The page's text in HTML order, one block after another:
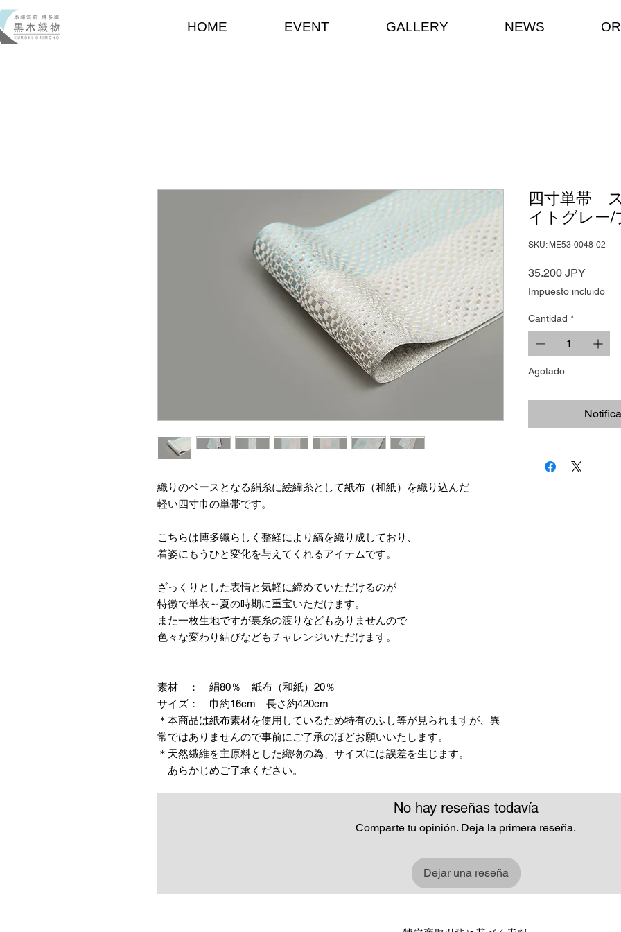
HOME EVENT GALLERY NEWS
織りのベースとなる絹糸に絵緯糸として紙布（和紙）を織り込んだ
軽い四寸巾の単帯です。
こちらは博多織らしく整経により縞を織り成しており、
着姿にもうひと変化を与えてくれるアイテムです。
ざっくりとした表情と気軽に締めていただけるのが
特徴で単衣～夏の時期に重宝いただけます。
また一枚生地ですが裏糸の渡りなどもありませんので
色々な変わり結びなどもチャレンジいただけます。
素材 ： 絹80％ 紙布（和紙）20％
サイズ： 巾約16cm 長さ約420cm
＊本商品は紙布素材を使用しているため特有のふし等が見られますが、異
常ではありませんので事前にご了承のほどお願いいたします。
＊天然繊維を主原料とした織物の為、サイズには誤差を生じます。
あらかじめご了承ください。
四寸単帯
イトグレー/
SKU: ME53-0048-02
35.200 JPYPrecio
Impuesto incluido
Cantidad *
Agotado
No hay reseñas todavía
Comparte tu opinión. Deja la primera reseña.
Dejar una reseña